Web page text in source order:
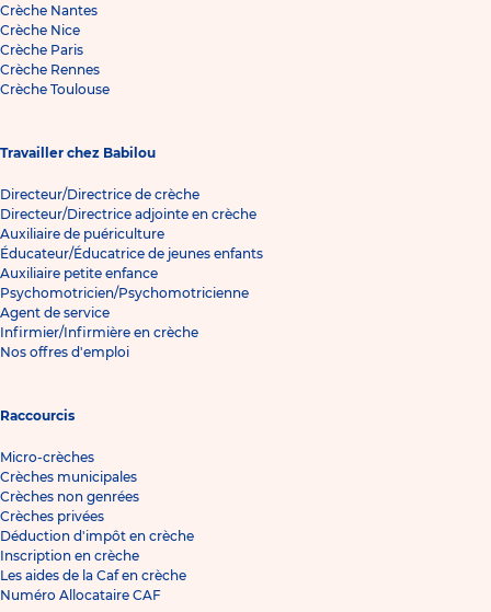
Crèche Nantes
Crèche Nice
Crèche Paris
Crèche Rennes
Crèche Toulouse
Travailler chez Babilou
Directeur/Directrice de crèche
Directeur/Directrice adjointe en crèche
Auxiliaire de puériculture
Éducateur/Éducatrice de jeunes enfants
Auxiliaire petite enfance
Psychomotricien/Psychomotricienne
Agent de service
Infirmier/Infirmière en crèche
Nos offres d'emploi
Raccourcis
Micro-crèches
Crèches municipales
Crèches non genrées
Crèches privées
Déduction d'impôt en crèche
Inscription en crèche
Les aides de la Caf en crèche
Numéro Allocataire CAF